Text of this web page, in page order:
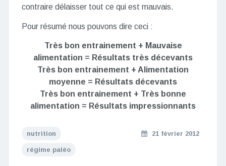
contraire délaisser tout ce qui est mauvais.
Pour résumé nous pouvons dire ceci :
Très bon entrainement + Mauvaise
alimentation = Résultats très décevants
Très bon entrainement + Alimentation
moyenne = Résultats décevants
Très bon entrainement + Très bonne
alimentation = Résultats impressionnants
nutrition
régime paléo
21 février 2012